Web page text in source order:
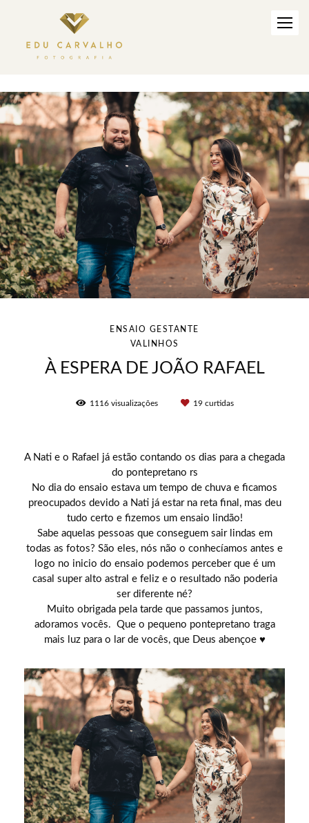
ENSAIO GESTANTE
VALINHOS
À ESPERA DE JOÃO RAFAEL
1116visualizações 19curtidas
A Nati e o Rafael já estão contando os dias para a chegada
do pontepretano rs
No dia do ensaio estava um tempo de chuva e ficamos
preocupados devido a Nati já estar na reta final, mas deu
tudo certo e fizemos um ensaio lindão!
Sabe aquelas pessoas que conseguem sair lindas em
todas as fotos? São eles, nós não o conhecíamos antes e
logo no inicio do ensaio podemos perceber que é um
casal super alto astral e feliz e o resultado não poderia
ser diferente né?
Muito obrigada pela tarde que passamos juntos,
adoramos vocês. Que o pequeno pontepretano traga
mais luz para o lar de vocês, que Deus abençoe ♥